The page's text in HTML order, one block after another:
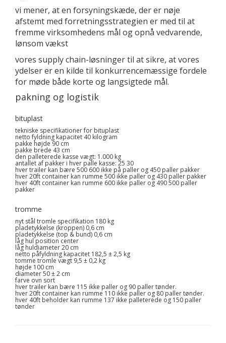
vi mener, at en forsyningskæde, der er nøje
afstemt med forretningsstrategien er med til at
fremme virksomhedens mål og opnå vedvarende,
lønsom vækst
vores supply chain-løsninger til at sikre, at vores
ydelser er en kilde til konkurrencemæssige fordele
for møde både korte og langsigtede mål.
pakning og logistik
bituplast
tekniske specifikationer for bituplast
netto fyldning kapacitet 40 kilogram
pakke højde 90 cm
pakke brede 43 cm
den palleterede kasse vægt: 1.000 kg
antallet af pakker i hver palle kasse: 25 30
hver trailer kan bære 500 600 ikke på paller og 450 paller pakker
hver 20ft container kan rumme 500 ikke paller og 430 paller pakker
hver 40ft container kan rumme 600 ikke paller og 490 500 paller
pakker
tromme
nyt stål tromle specifikation 180 kg
pladetykkelse (kroppen) 0,6 cm
pladetykkelse (top & bund) 0,6 cm
låg hul position center
låg huldiameter 20 cm
netto påfyldning kapacitet 182,5 ± 2,5 kg
tomme tromle vægt 9,5 ± 0,2 kg
højde 100 cm
diameter 50 ± 2 cm
farve ovn sort
hver trailer kan bære 115 ikke paller og 90 paller tønder.
hver 20ft container kan rumme 110 ikke paller og 80 paller tønder.
hver 40ft beholder kan rumme 137 ikke palleterede og 150 paller
tønder